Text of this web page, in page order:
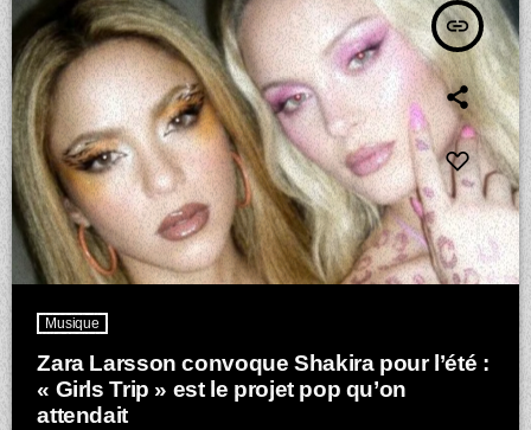
insert_link
Musique
Zara Larsson convoque Shakira pour l’été :
« Girls Trip » est le projet pop qu’on
attendait